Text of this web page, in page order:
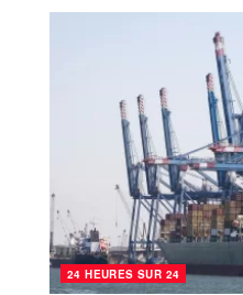
24 HEURES SUR 24